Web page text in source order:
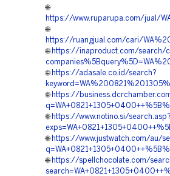
🌐
https://www.ruparupa.com/jual/
🌐
https://ruangjual.com/cari/
🌐 https://inaproduct.com/search/
🌐 https://adasale.co.id/search?
🌐 https://
🌐 https://www.notino.si/search.asp?
🌐 https://www.justwatch.com/au/
🌐 https://spellchocolate.com/